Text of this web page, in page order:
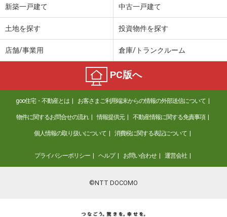
新築一戸建て 中古一戸建て
土地を探す 投資物件を探す
店舗/事業用 倉庫/トランクルーム
PC版へ
goo住宅・不動産とは お客さまご利用端末からの情報の外部送信について
物件に関するお問合せの流れ 情報提供元 不動産情報に関する免責事項
個人情報の取り扱いについて 消費税に関する表記について
プライバシーポリシー ヘルプ お問い合わせ 運営会社
©NTT DOCOMO